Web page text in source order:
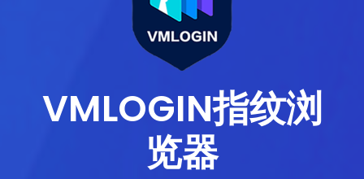
VMLOGIN指纹浏
览器